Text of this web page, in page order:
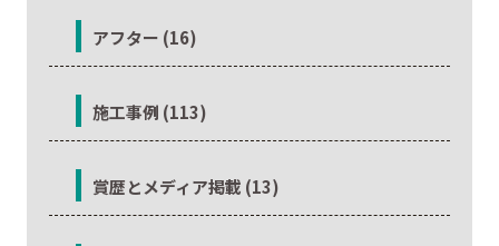
アフター (16)
施工事例 (113)
賞歴とメディア掲載 (13)